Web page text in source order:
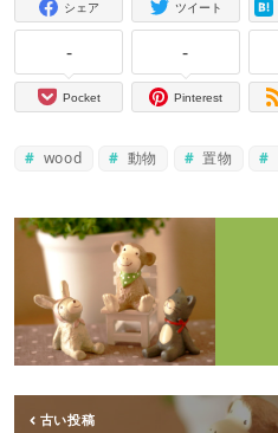
シェア ツイート
-
Pocket
-
Pinterest
wood 動物 置物
古い投稿